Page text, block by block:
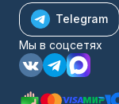
Telegram
Мы в соцсетях